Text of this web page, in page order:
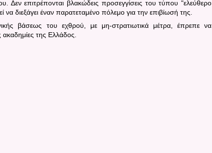
Δεν επιτρέπονται βλακώδεις προσεγγίσεις του τύπου "ελεύθερο
διεξάγει έναν παρατεταμένο πόλεμο για την επιβίωσή της.
βάσεως του εχθρού, με μη-στρατιωτικά μέτρα, έπρεπε να
της Ελλάδος.